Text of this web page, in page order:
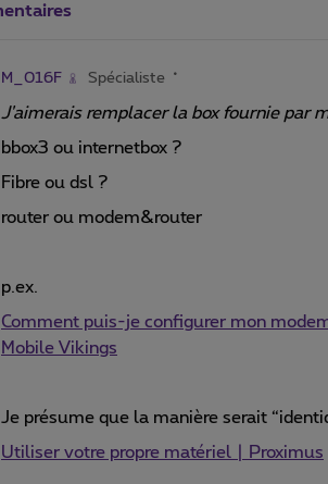
M_016F Spécialiste
J'aimerais remplacer la box fournie par
bbox3 ou internetbox ?
Fibre ou dsl ?
router ou modem&router
p.ex.
Comment puis-je configurer mon
Mobile Vikings
Je présume que la manière serait
Utiliser votre propre matériel | Proximus